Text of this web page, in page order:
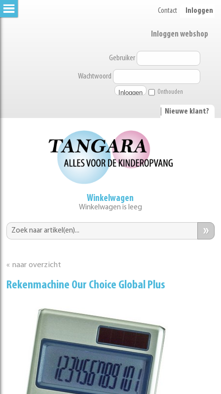
Contact Inloggen
Inloggen webshop
Gebruiker
Wachtwoord
Onthouden
Nieuwe klant?
Winkelwagen
Winkelwagen is leeg
»
« naar overzicht
Rekenmachine Our Choice Global Plus